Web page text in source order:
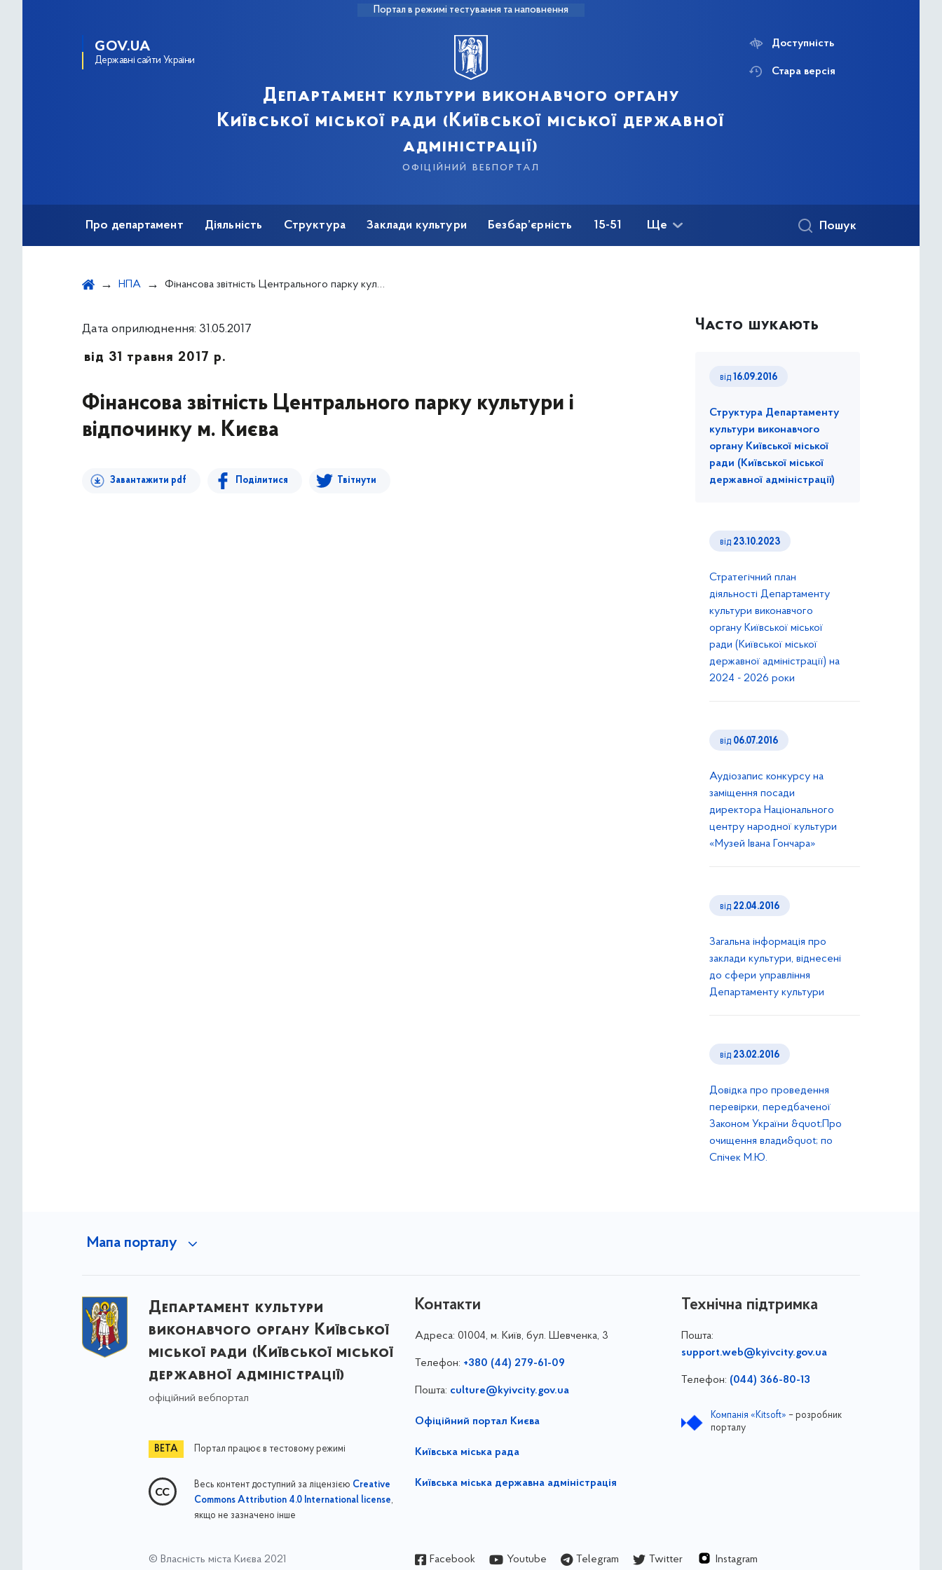
Портал в режимі тестування та наповнення
GOV.UA
Державні сайти України
Департамент культури виконавчого органу
Київської міської ради (Київської міської державної
адміністрації)
офіційний вебпортал
Доступність
Стара версія
Про департамент Діяльність Структура Заклади культури Безбар’єрність 15-51 Ще Пошук
НПА Фінансова звітність Центрального парку культури і відпочинку м. Києва
Дата оприлюднення: 31.05.2017
від 31 травня 2017 р.
Фінансова звітність Центрального парку культури і
відпочинку м. Києва
Завантажити pdf Поділитися Твітнути
Часто шукають
від 16.09.2016
Структура Департаменту
культури виконавчого
органу Київської міської
ради (Київської міської
державної адміністрації)
від 23.10.2023
Стратегічний план
діяльності Департаменту
культури виконавчого
органу Київської міської
ради (Київської міської
державної адміністрації) на
2024 - 2026 роки
від 06.07.2016
Аудіозапис конкурсу на
заміщення посади
директора Національного
центру народної культури
«Музей Івана Гончара»
від 22.04.2016
Загальна інформація про
заклади культури, віднесені
до сфери управління
Департаменту культури
від 23.02.2016
Довідка про проведення
перевірки, передбаченої
Законом України &quot;Про
очищення влади&quot; по
Спічек М.Ю.
Мапа порталу
Департамент культури
виконавчого органу Київської
міської ради (Київської міської
державної адміністрації)
офіційний вебпортал
Портал працює в тестовому режимі
Весь контент доступний за ліцензією Creative
Commons Attribution 4.0 International license,
якщо не зазначено інше
Контакти
Адреса: 01004, м. Київ, бул. Шевченка, 3
Телефон: +380 (44) 279-61-09
Пошта: culture@kyivcity.gov.ua
Офіційний портал Києва
Київська міська рада
Київська міська державна адміністрація
Технічна підтримка
Пошта:
support.web@kyivcity.gov.ua
Телефон: (044) 366-80-13
Компанія «Kitsoft» – розробник
порталу
© Власність міста Києва 2021 Facebook Youtube Telegram Twitter Instagram